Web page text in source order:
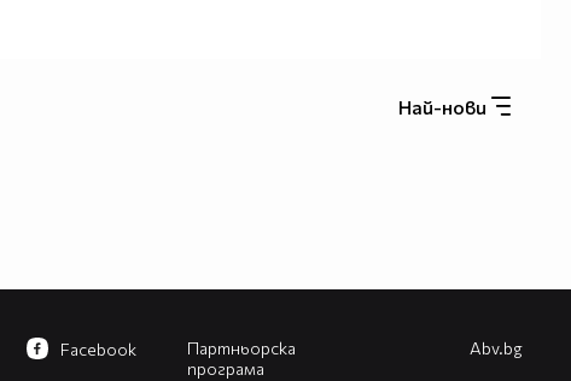
Най-нови
Партньорска
програма
Facebook Abv.bg